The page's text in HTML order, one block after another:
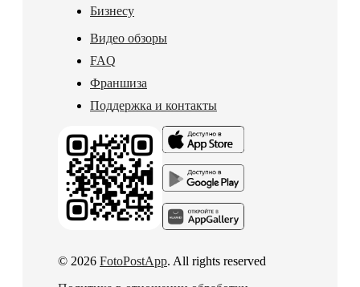
Бизнесу
Видео обзоры
FAQ
Франшиза
Поддержка и контакты
© 2026 FotoPostApp. All rights reserved